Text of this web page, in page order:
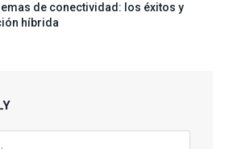
de conectividad: los éxitos y
híbrida